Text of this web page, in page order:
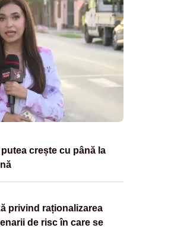
crește cu până la
privind raționalizarea
de risc în care se